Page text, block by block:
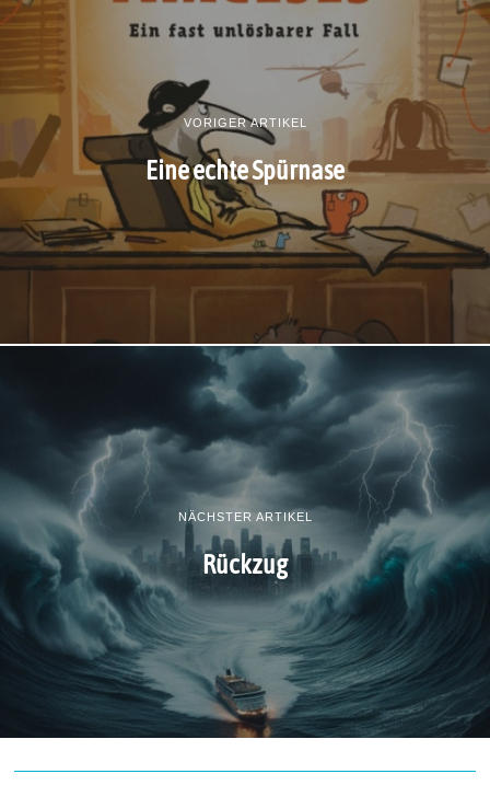
VORIGER ARTIKEL
Eine echte Spürnase
NÄCHSTER ARTIKEL
Rückzug